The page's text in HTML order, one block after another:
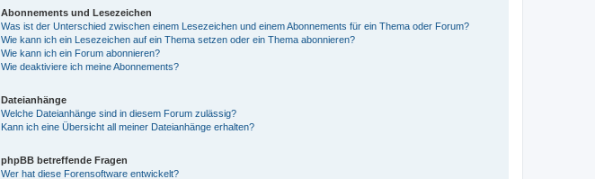
Abonnements und Lesezeichen
Was ist der Unterschied zwischen einem Lesezeichen und einem Abonnements für ein Thema oder Forum?
Wie kann ich ein Lesezeichen auf ein Thema setzen oder ein Thema abonnieren?
Wie kann ich ein Forum abonnieren?
Wie deaktiviere ich meine Abonnements?
Dateianhänge
Welche Dateianhänge sind in diesem Forum zulässig?
Kann ich eine Übersicht all meiner Dateianhänge erhalten?
phpBB betreffende Fragen
Wer hat diese Forensoftware entwickelt?